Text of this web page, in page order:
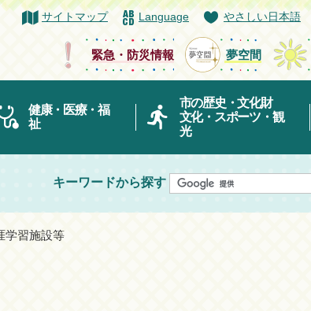
サイトマップ Language やさしい日本語
緊急・防災情報 夢空間
健康・医療・福
祉
市の歴史・文化財
文化・スポーツ・観
光
キーワードから探す
学習施設等